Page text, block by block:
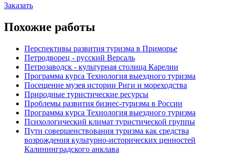
Заказать
Похожие работы
Перспективы развития туризма в Приморье
Петродворец - русский Версаль
Петрозаводск - культурная столица Карелии
Программа курса Технология выездного туризма
Посещение музея истории Риги и мореходства
Природные туристические ресурсы
Проблемы развития бизнес-туризма в России
Программа курса Технология выездного туризма
Психологический климат туристической группы
Пути совершенствования туризма как средства
возрождения культурно-исторических ценностей
Калининградского анклава